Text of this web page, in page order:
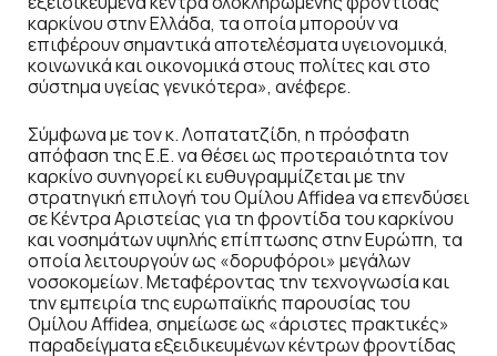
καρκίνου στην Ελλάδα, τα οποία μπορούν να
επιφέρουν σημαντικά αποτελέσματα υγειονομικά,
κοινωνικά και οικονομικά στους πολίτες και στο
σύστημα υγείας γενικότερα», ανέφερε.
Σύμφωνα με τον κ. Λοπατατζίδη, η πρόσφατη
απόφαση της Ε.Ε. να θέσει ως προτεραιότητα τον
καρκίνο συνηγορεί κι ευθυγραμμίζεται με την
στρατηγική επιλογή του Ομίλου Affidea να επενδύσει
σε Κέντρα Αριστείας για τη φροντίδα του καρκίνου
και νοσημάτων υψηλής επίπτωσης στην Ευρώπη, τα
οποία λειτουργούν ως «δορυφόροι» μεγάλων
νοσοκομείων. Μεταφέροντας την τεχνογνωσία και
την εμπειρία της ευρωπαϊκής παρουσίας του
Ομίλου Affidea, σημείωσε ως «άριστες πρακτικές»
παραδείγματα εξειδικευμένων κέντρων φροντίδας